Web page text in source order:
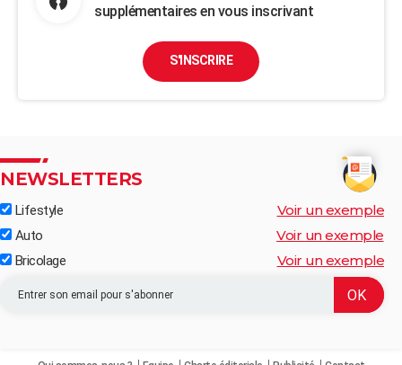
supplémentaires en vous inscrivant
S'INSCRIRE
NEWSLETTERS
Lifestyle Voir un exemple
Auto Voir un exemple
Bricolage Voir un exemple